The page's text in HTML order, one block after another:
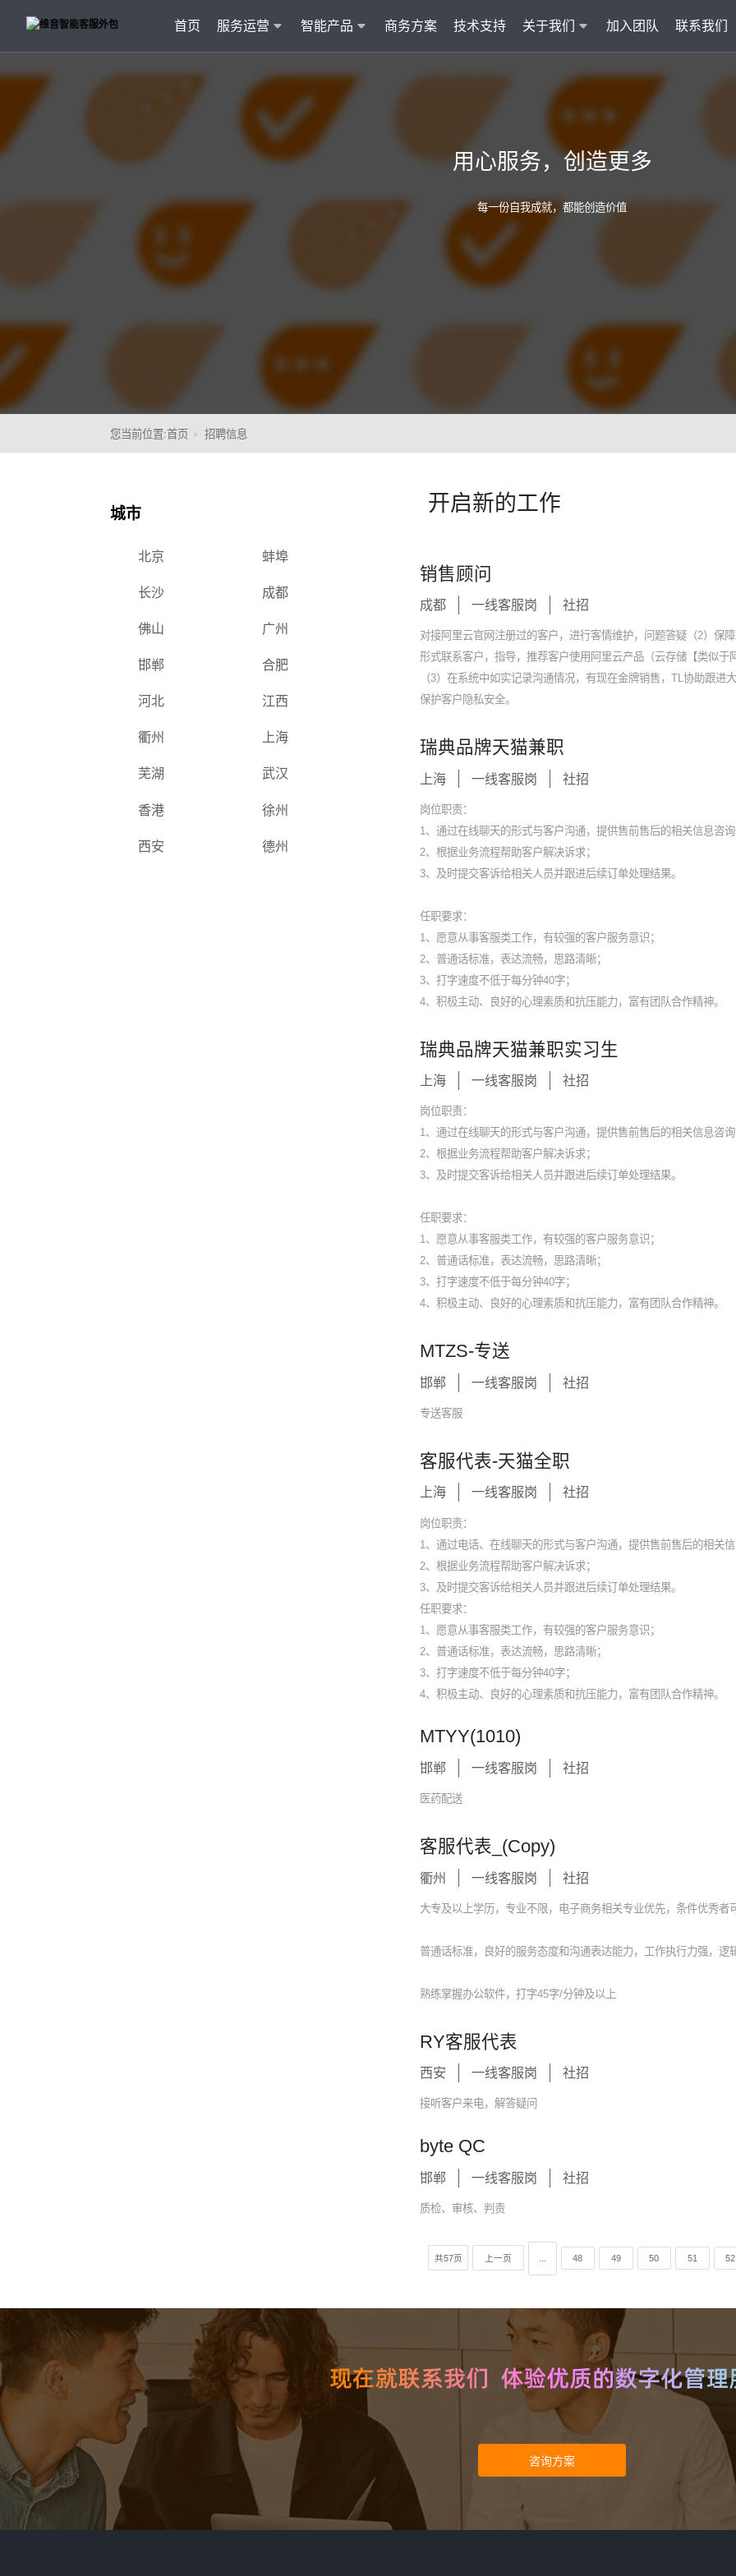
首页 服务运营 智能产品 商务方案 技术支持 关于我们 加入团队 联系我们
维音产品矩阵
· 专属技术顾问进行1对1服务
客户服务
AI知识助手
营销自动化
批量营销发送，提升获客转化
多模态客服
智能交互升级，轻松理解声图文
智能管理
智能排班
集成8种AI技术，快速对接企业系统
语音合成 TTS
即开即用，输入文本立得语音
声纹识别VPR
智能身份识别，保障系统安全
图像描述 IC
深度理解
用心服务，创造更多
每一份自我成就，都能创造价值
您当前位置:首页 招聘信息
城市
北京 蚌埠
长沙 成都
佛山 广州
邯郸 合肥
河北 江西
衢州 上海
芜湖 武汉
香港 徐州
西安 德州
开启新的工作
销售顾问
成都 一线客服岗 社招
对接阿里云官网注册过的客户，进行客情维护，问题答疑（2）保
形式联系客户，指导，推荐客户使用阿里云产品（云存储【类似
（3）在系统中如实记录沟通情况，有现在金牌销售，TL协助跟
保护客户隐私安全。
瑞典品牌天猫兼职
上海 一线客服岗 社招
岗位职责：
1、通过在线聊天的形式与客户沟通，提供售前售后的相关信息咨
2、根据业务流程帮助客户解决诉求；
3、及时提交客诉给相关人员并跟进后续订单处理结果。
任职要求：
1、愿意从事客服类工作，有较强的客户服务意识；
2、普通话标准，表达流畅，思路清晰；
3、打字速度不低于每分钟40字；
4、积极主动、良好的心理素质和抗压能力，富有团队合作精神。
瑞典品牌天猫兼职实习生
上海 一线客服岗 社招
岗位职责：
1、通过在线聊天的形式与客户沟通，提供售前售后的相关信息咨
2、根据业务流程帮助客户解决诉求；
3、及时提交客诉给相关人员并跟进后续订单处理结果。
任职要求：
1、愿意从事客服类工作，有较强的客户服务意识；
2、普通话标准，表达流畅，思路清晰；
3、打字速度不低于每分钟40字；
4、积极主动、良好的心理素质和抗压能力，富有团队合作精神。
MTZS-专送
邯郸 一线客服岗 社招
专送客服
客服代表-天猫全职
上海 一线客服岗 社招
岗位职责：
1、通过电话、在线聊天的形式与客户沟通，提供售前售后的相关
2、根据业务流程帮助客户解决诉求；
3、及时提交客诉给相关人员并跟进后续订单处理结果。
任职要求：
1、愿意从事客服类工作，有较强的客户服务意识；
2、普通话标准，表达流畅，思路清晰；
3、打字速度不低于每分钟40字；
4、积极主动、良好的心理素质和抗压能力，富有团队合作精神。
MTYY(1010)
邯郸 一线客服岗 社招
医药配送
客服代表_(Copy)
衢州 一线客服岗 社招
大专及以上学历，专业不限，电子商务相关专业优先，条件优秀者
普通话标准，良好的服务态度和沟通表达能力，工作执行力强，逻
熟练掌握办公软件，打字45字/分钟及以上
RY客服代表
西安 一线客服岗 社招
接听客户来电，解答疑问
byte QC
邯郸 一线客服岗 社招
质检、审核、判责
共57页 上一页 ... 48 49 50 51 52